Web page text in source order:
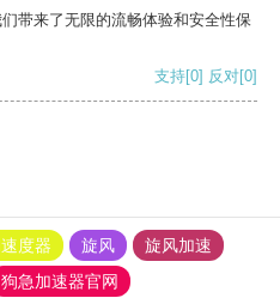
带来了无限的流畅体验和安全性保
支持[0] 反对[0]
度器 旋风
旋风加速
狗急加速器官网